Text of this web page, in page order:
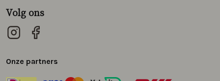
Volg ons
Onze partners